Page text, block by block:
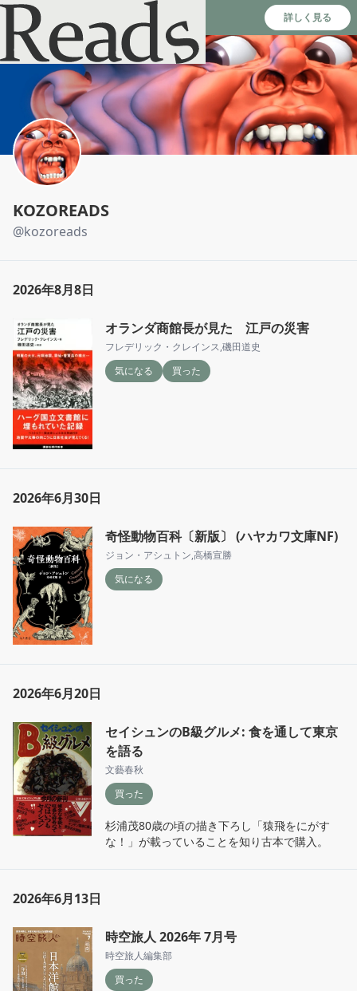
Reads - 読書のSNS＆記録アプリ 詳しく見る
KOZOREADS
@kozoreads
2026年8月8日
オランダ商館長が見た 江戸の災害
フレデリック・クレインス,磯田道史
気になる
買った
2026年6月30日
奇怪動物百科〔新版〕 (ハヤカワ文庫NF)
ジョン・アシュトン,高橋宣勝
気になる
2026年6月20日
セイシュンのB級グルメ: 食を通して東京
を語る
文藝春秋
買った
杉浦茂80歳の頃の描き下ろし「猿飛をにがす
な！」が載っていることを知り古本で購入。
2026年6月13日
時空旅人 2026年 7月号
時空旅人編集部
買った